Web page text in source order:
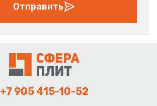
Отправить
+7 905 415-10-52